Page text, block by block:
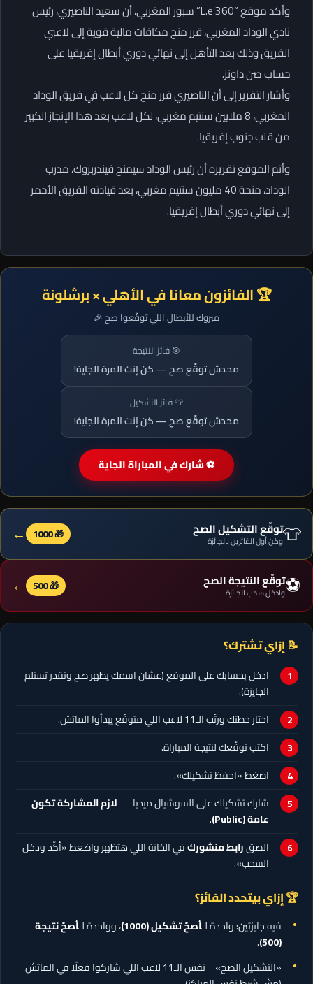
وأكد موقع “L.e 360” سبور المغربي، أن سعيد الناصيري، رئيس
نادي الوداد المغربي، قرر منح مكافآت مالية قوية إلى لاعبي
الفريق وذلك بعد التأهل إلى نهائي دوري أبطال إفريقيا على
حساب صن داونز.
وأشار التقرير إلى أن الناصيري قرر منح كل لاعب في فريق الوداد
المغربي، 8 ملايين سنتيم مغربي، لكل لاعب بعد هذا الإنجاز الكبير
من قلب جنوب إفريقيا.
وأتم الموقع تقريره أن رئيس الوداد سيمنح فيندربروك، مدرب
الوداد، منحة 40 مليون سنتيم مغربي، بعد قيادته الفريق الأحمر
إلى نهائي دوري أبطال إفريقيا.
🏆 الفائزون معانا في الأهلي × برشلونة
مبروك للأبطال اللي توقّعوا صح 🎉
🎯 فائز النتيجة
محدش توقّع صح — كن إنت المرة الجاية!
👕 فائز التشكيل
محدش توقّع صح — كن إنت المرة الجاية!
⚽ شارك في المباراة الجاية
👕توقّع التشكيل الصح
وكن أول الفائزين بالجائزة 🎁 1000
←
⚽توقّع النتيجة الصح
وادخل سحب الجائزة 🎁 500
←
📝 إزاي تشترك؟
ادخل بحسابك على الموقع (عشان اسمك يظهر صح وتقدر تستلم
الجايزة).
اختار خطتك ورتّب الـ11 لاعب اللي متوقّع يبدأوا الماتش.
اكتب توقّعك لنتيجة المباراة.
اضغط «احفظ تشكيلك».
شارك تشكيلك على السوشيال ميديا —لازم المشاركة تكون
عامة (Public)
.
الصقرابط منشوركفي الخانة اللي هتظهر واضغط «أكّد ودخل
السحب».
🏆 إزاي بيتحدد الفائز؟
فيه جايزتين: واحدة لـأصحّ تشكيل(1000) ، وواحدة لـأصحّ نتيجة
(500)
.
«التشكيل الصح» = نفس الـ11 لاعب اللي شاركوا فعلًا في الماتش